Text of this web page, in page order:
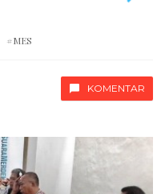
MES
KOMENTAR